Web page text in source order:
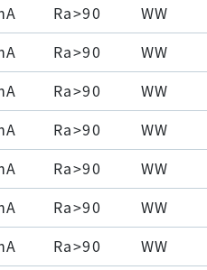
Ra>90 WW
Ra>90 WW
Ra>90 WW
Ra>90 WW
Ra>90 WW
Ra>90 WW
Ra>90 WW